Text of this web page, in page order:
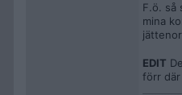
F.ö. så
mina
EDIT
förr där